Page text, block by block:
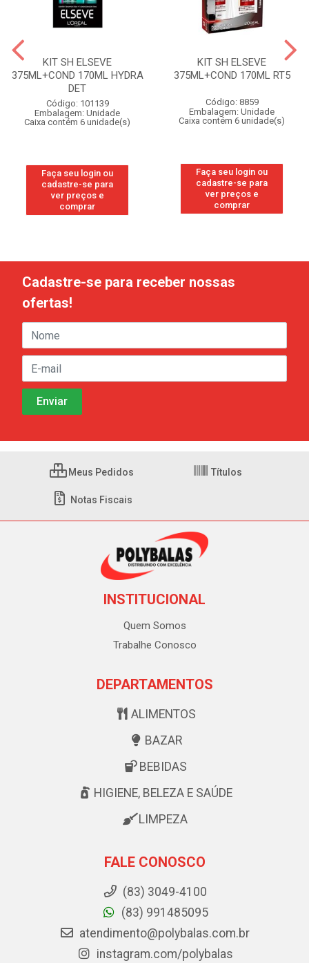
KIT SH ELSEVE
375ML+COND 170ML HYDRA
DET
Código: 101139
Embalagem: Unidade
Caixa contém 6 unidade(s)
Faça seu login ou
cadastre-se para
ver preços e
comprar
KIT SH ELSEVE
375ML+COND 170ML RT5
Código: 8859
Embalagem: Unidade
Caixa contém 6 unidade(s)
Faça seu login ou
cadastre-se para
ver preços e
comprar
Cadastre-se para receber nossas
ofertas!
Meus Pedidos Títulos
Notas Fiscais
INSTITUCIONAL
Quem Somos
Trabalhe Conosco
DEPARTAMENTOS
ALIMENTOS
BAZAR
BEBIDAS
HIGIENE, BELEZA E SAÚDE
LIMPEZA
FALE CONOSCO
(83) 3049-4100
(83) 991485095
atendimento@polybalas.com.br
instagram.com/polybalas